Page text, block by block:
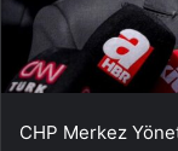
CHP Merkez